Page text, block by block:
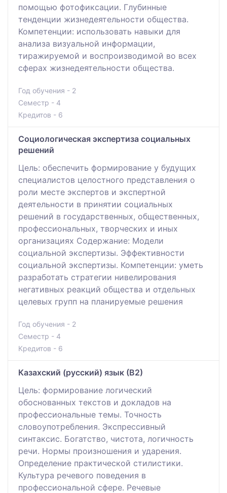
помощью фотофиксации. Глубинные
тенденции жизнедеятельности общества.
Компетенции: использовать навыки для
анализа визуальной информации,
тиражируемой и воспроизводимой во всех
сферах жизнедеятельности общества.
Год обучения - 2
Семестр - 4
Кредитов - 6
Социологическая экспертиза социальных
решений
Цель: обеспечить формирование у будущих
специалистов целостного представления о
роли месте экспертов и экспертной
деятельности в принятии социальных
решений в государственных, общественных,
профессиональных, творческих и иных
организациях Содержание: Модели
социальной экспертизы. Эффективности
социальной экспертизы. Компетенции: уметь
разработать стратегии нивелирования
негативных реакций общества и отдельных
целевых групп на планируемые решения
Год обучения - 2
Семестр - 4
Кредитов - 6
Казахский (русский) язык (В2)
Цель: формирование логический
обоснованных текстов и докладов на
профессиональные темы. Точность
словоупотребления. Экспрессивный
синтаксис. Богатство, чистота, логичность
речи. Нормы произношения и ударения.
Определение практической стилистики.
Культура речевого поведения в
профессиональной сфере. Речевые